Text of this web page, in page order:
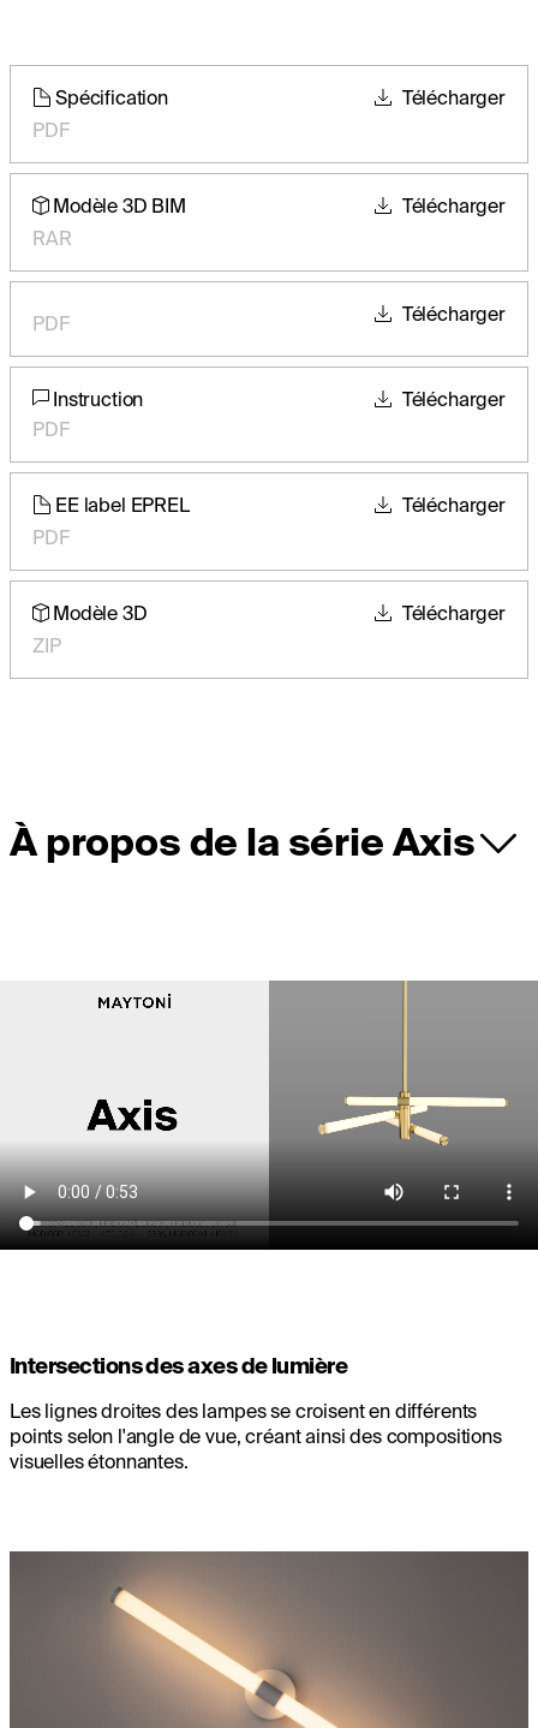
Spécification
PDF
Télécharger
Modèle 3D BIM
RAR
Télécharger
PDF Télécharger
Instruction
PDF
Télécharger
EE label EPREL
PDF
Télécharger
Modèle 3D
ZIP
Télécharger
À propos de la série Axis
Intersections des axes de lumière
Les lignes droites des lampes se croisent en différents
points selon l'angle de vue, créant ainsi des compositions
visuelles étonnantes.